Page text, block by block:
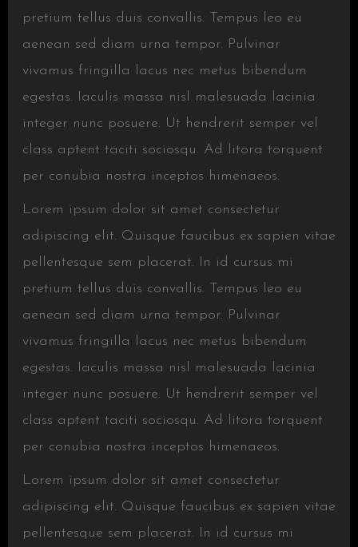
pretium tellus duis convallis. Tempus leo eu
aenean sed diam urna tempor. Pulvinar
vivamus fringilla lacus nec metus bibendum
egestas. Iaculis massa nisl malesuada lacinia
integer nunc posuere. Ut hendrerit semper vel
class aptent taciti sociosqu. Ad litora torquent
per conubia nostra inceptos himenaeos.
Lorem ipsum dolor sit amet consectetur
adipiscing elit. Quisque faucibus ex sapien vitae
pellentesque sem placerat. In id cursus mi
pretium tellus duis convallis. Tempus leo eu
aenean sed diam urna tempor. Pulvinar
vivamus fringilla lacus nec metus bibendum
egestas. Iaculis massa nisl malesuada lacinia
integer nunc posuere. Ut hendrerit semper vel
class aptent taciti sociosqu. Ad litora torquent
per conubia nostra inceptos himenaeos.
Lorem ipsum dolor sit amet consectetur
adipiscing elit. Quisque faucibus ex sapien vitae
pellentesque sem placerat. In id cursus mi